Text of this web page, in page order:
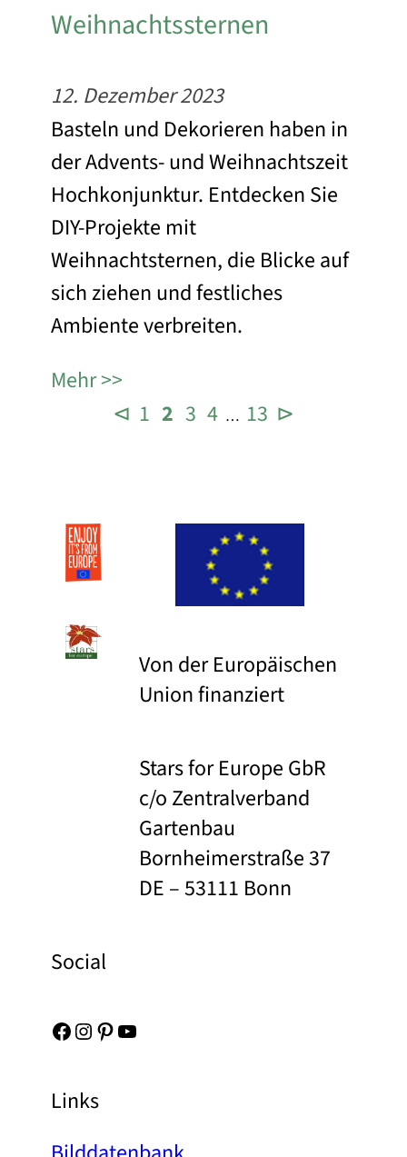
Weihnachtssternen
12. Dezember 2023
Basteln und Dekorieren haben in
der Advents- und Weihnachtszeit
Hochkonjunktur. Entdecken Sie
DIY-Projekte mit
Weihnachtsternen, die Blicke auf
sich ziehen und festliches
Ambiente verbreiten.
Mehr
⊲ 1 2 3 4 … 13 ⊳
Von der Europäischen
Union finanziert
Stars for Europe GbR
c/o Zentralverband
Gartenbau
Bornheimerstraße 37
DE – 53111 Bonn
Social
Facebook Instagram Pinterest YouTube
Links